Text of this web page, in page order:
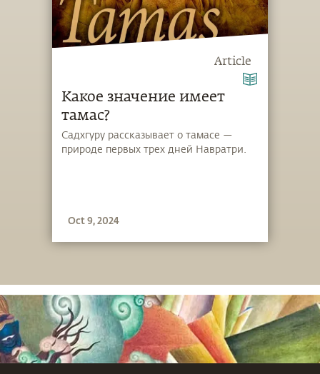
Article
Какое значение имеет
тамас?
Садхгуру рассказывает о тамасе —
природе первых трех дней Навратри.
Oct 9, 2024